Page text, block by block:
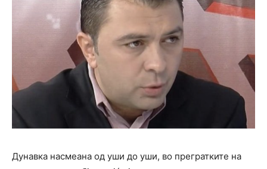
Дунавка насмеана од уши до уши, во прегратките на